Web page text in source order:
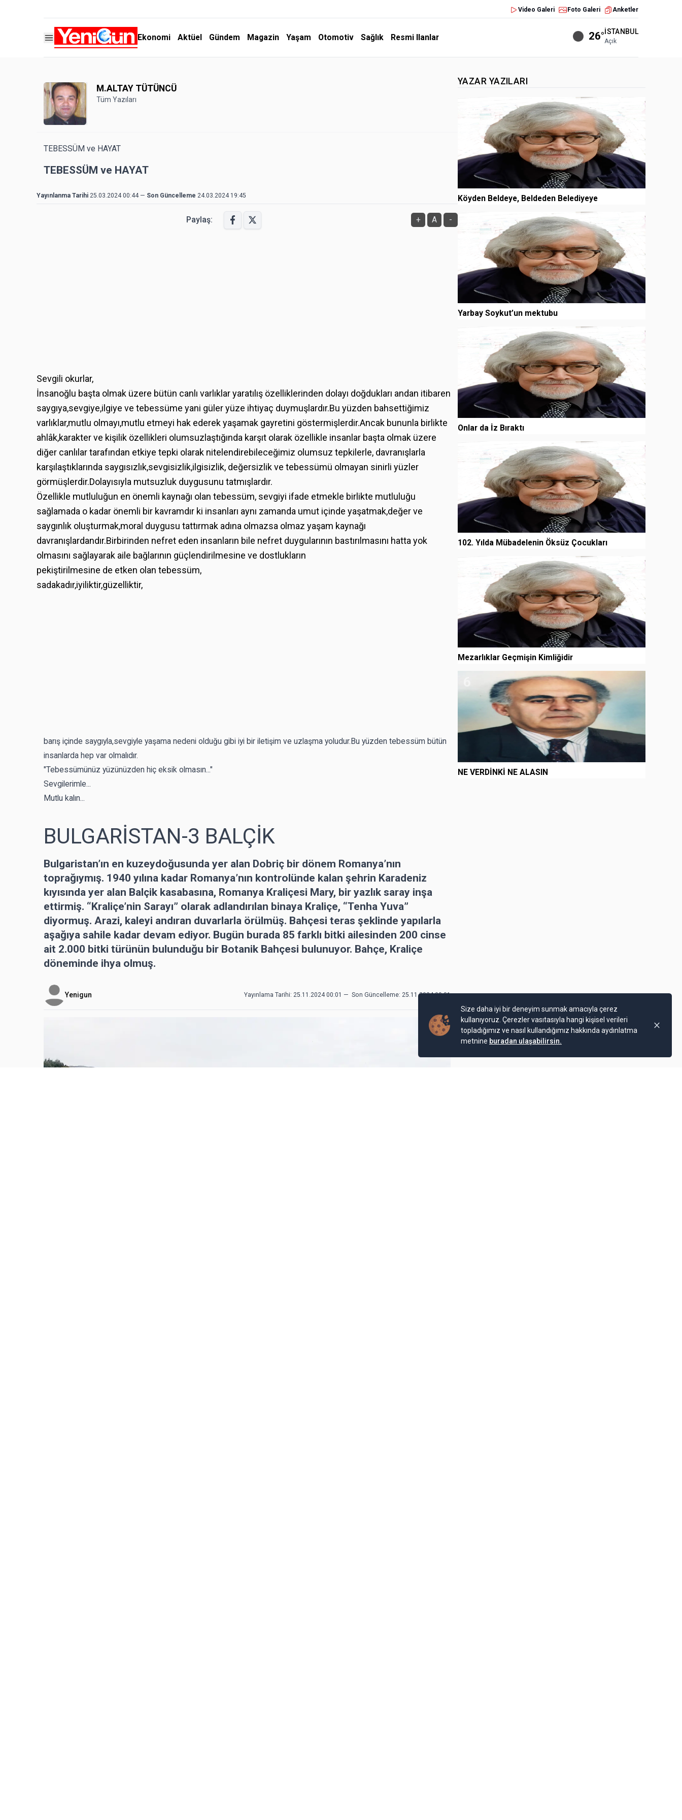
Video Galeri Foto Galeri Anketler
Ekonomi Aktüel Gündem Magazin Yaşam Otomotiv Sağlık Resmi Ilanlar 26°İSTANBUL
Açık
M.ALTAY TÜTÜNCÜ
Tüm Yazıları
TEBESSÜM ve HAYAT
TEBESSÜM ve HAYAT
Yayınlanma Tarihi 25.03.2024 00:44— Son Güncelleme 24.03.2024 19:45
Paylaş: + A -
Sevgili okurlar,
İnsanoğlu başta olmak üzere bütün canlı varlıklar yaratılış özelliklerinden dolayı doğdukları andan itibaren
saygıya,sevgiye,ilgiye ve tebessüme yani güler yüze ihtiyaç duymuşlardır.Bu yüzden bahsettiğimiz
varlıklar,mutlu olmayı,mutlu etmeyi hak ederek yaşamak gayretini göstermişlerdir.Ancak bununla birlikte
ahlâk,karakter ve kişilik özellikleri olumsuzlaştığında karşıt olarak özellikle insanlar başta olmak üzere
diğer canlılar tarafından etkiye tepki olarak nitelendirebileceğimiz olumsuz tepkilerle, davranışlarla
karşılaştıklarında saygısızlık,sevgisizlik,ilgisizlik, değersizlik ve tebessümü olmayan sinirli yüzler
görmüşlerdir.Dolayısıyla mutsuzluk duygusunu tatmışlardır.
Özellikle mutluluğun en önemli kaynağı olan tebessüm, sevgiyi ifade etmekle birlikte mutluluğu
sağlamada o kadar önemli bir kavramdır ki insanları aynı zamanda umut içinde yaşatmak,değer ve
saygınlık oluşturmak,moral duygusu tattırmak adına olmazsa olmaz yaşam kaynağı
davranışlardandır.Birbirinden nefret eden insanların bile nefret duygularının bastırılmasını hatta yok
olmasını sağlayarak aile bağlarının güçlendirilmesine ve dostlukların
pekiştirilmesine de etken olan tebessüm,
sadakadır,iyiliktir,güzelliktir,
barış içinde saygıyla,sevgiyle yaşama nedeni olduğu gibi iyi bir iletişim ve uzlaşma yoludur.Bu yüzden tebessüm bütün
insanlarda hep var olmalıdır.
"Tebessümünüz yüzünüzden hiç eksik olmasın..."
Sevgilerimle...
Mutlu kalın...
BULGARİSTAN-3 BALÇİK
Bulgaristan’ın en kuzeydoğusunda yer alan Dobriç bir dönem Romanya’nın
toprağıymış. 1940 yılına kadar Romanya’nın kontrolünde kalan şehrin Karadeniz
kıyısında yer alan Balçik kasabasına, Romanya Kraliçesi Mary, bir yazlık saray inşa
ettirmiş. “Kraliçe’nin Sarayı” olarak adlandırılan binaya Kraliçe, “Tenha Yuva”
diyormuş. Arazi, kaleyi andıran duvarlarla örülmüş. Bahçesi teras şeklinde yapılarla
aşağıya sahile kadar devam ediyor. Bugün burada 85 farklı bitki ailesinden 200 cinse
ait 2.000 bitki türünün bulunduğu bir Botanik Bahçesi bulunuyor. Bahçe, Kraliçe
döneminde ihya olmuş.
Yenigun Yayınlama Tarihi: 25.11.2024 00:01 — Son Güncelleme: 25.11.2024 00:01
YAZAR YAZILARI
Köyden Beldeye, Beldeden Belediyeye
Yarbay Soykut’un mektubu
Onlar da İz Bıraktı
102. Yılda Mübadelenin Öksüz Çocukları
Mezarlıklar Geçmişin Kimliğidir
NE VERDİNKİ NE ALASIN
Size daha iyi bir deneyim sunmak amacıyla çerez
kullanıyoruz. Çerezler vasıtasıyla hangi kişisel verileri
topladığımız ve nasıl kullandığımız hakkında aydınlatma
metnine buradan ulaşabilirsin.